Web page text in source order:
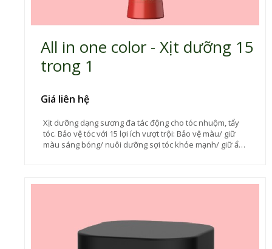
All in one color - Xịt dưỡng 15
trong 1
Giá liên hệ
Xịt dưỡng dạng sương đa tác động cho tóc nhuộm, tẩy
tóc. Bảo vệ tóc với 15 lợi ích vượt trội: Bảo vệ màu/ giữ
màu sáng bóng/ nuôi dưỡng sợi tóc khỏe mạnh/ giữ ẩm